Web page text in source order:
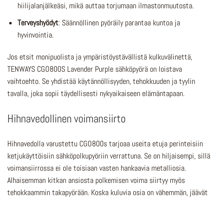
hiilijalanjälkeäsi, mikä auttaa torjumaan ilmastonmuutosta.
Terveyshyödyt: Säännöllinen pyöräily parantaa kuntoa ja
hyvinvointia.
Jos etsit monipuolista ja ympäristöystävällistä kulkuvälinettä,
TENWAYS CGO800S Lavender Purple sähköpyörä on loistava
vaihtoehto. Se yhdistää käytännöllisyyden, tehokkuuden ja tyylin
tavalla, joka sopii täydellisesti nykyaikaiseen elämäntapaan.
Hihnavedollinen voimansiirto
Hihnavedolla varustettu CGO800s tarjoaa useita etuja perinteisiin
ketjukäyttöisiin sähköpolkupyöriin verrattuna. Se on hiljaisempi, sillä
voimansiirrossa ei ole toisiaan vasten hankaavia metalliosia.
Alhaisemman kitkan ansiosta polkemisen voima siirtyy myös
tehokkaammin takapyörään. Koska kuluvia osia on vähemmän, jäävät